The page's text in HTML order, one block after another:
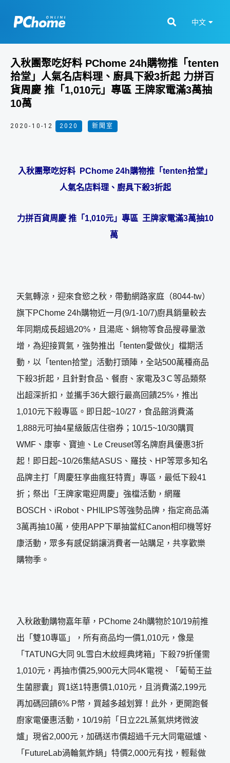
中文
入秋團聚吃好料 PChome 24h購物推「tenten
拾堂」人氣名店料理、廚具下殺3折起 力拼百
貨周慶 推「1,010元」專區 王牌家電滿3萬抽
10萬
2020-10-12 2020 新聞室
入秋團聚吃好料 PChome 24h購物推「tenten拾堂」
人氣名店料理、廚具下殺3折起
力拼百貨周慶 推「1,010元」專區 王牌家電滿3萬抽10
萬
天氣轉涼，迎來食慾之秋，帶動網路家庭（8044-tw）
旗下PChome 24h購物近一月(9/1-10/7)廚具銷量較去
年同期成長超過20%，且湯底、鍋物等食品搜尋量激
增，為迎接買氣，強勢推出「tenten愛做伙」檔期活
動，以「tenten拾堂」活動打頭陣，全站500萬種商品
下殺3折起，且針對食品、餐廚、家電及3Ｃ等品類祭
出超深折扣，並攜手36大銀行最高回饋25%，推出
1,010元下殺專區。即日起~10/27，食品館消費滿
1,888元可抽4星級飯店住宿券；10/15~10/30購買
WMF、康寧、寶迪、Le Creuset等名牌廚具優惠3折
起！即日起~10/26集結ASUS、羅技、HP等眾多知名
品牌主打「周慶狂享曲瘋狂特賣」專區，最低下殺41
折；祭出「王牌家電迎周慶」強檔活動，網羅
BOSCH、iRobot、PHILIPS等強勢品牌，指定商品滿
3萬再抽10萬，使用APP下單抽當紅Canon相印機等好
康活動，眾多有感促銷讓消費者一站購足，共享歡樂
購物季。
入秋啟動購物嘉年華，PChome 24h購物於10/19前推
出「雙10專區」，所有商品均一價1,010元，像是
「TATUNG大同 9L雪白木紋經典烤箱」下殺79折僅需
1,010元，再抽市價25,900元大同4K電視、「葡萄王益
生菌膠囊」買1送1特惠價1,010元，且消費滿2,199元
再加碼回饋6% P幣，買越多越划算！此外，更開跑餐
廚家電優惠活動，10/19前「日立22L蒸氣烘烤微波
爐」現省2,000元，加碼送市價超過千元大同電磁爐、
「FutureLab渦輪氣炸鍋」特價2,000元有找，輕鬆做